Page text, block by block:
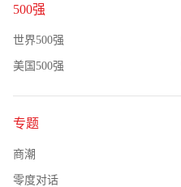
500强
世界500强
美国500强
专题
商潮
零度对话